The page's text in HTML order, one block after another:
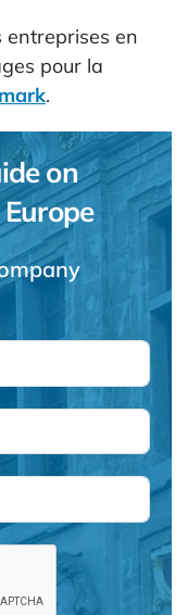
entreprises en
pour la
.
on